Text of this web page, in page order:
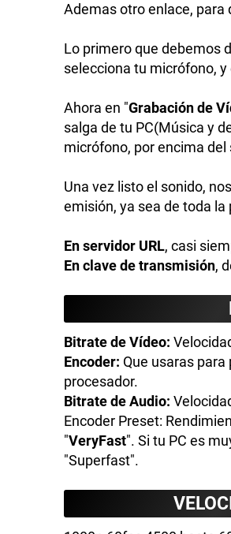
Ademas otro enlace, para
Lo primero que debemos
selecciona tu micrófono,
Ahora en "Grabación de
salga de tu PC(Música y
micrófono, por encima del
Una vez listo el sonido,
emisión, ya sea de toda
En servidor URL, casi
En clave de transmisión,
Bitrate de Vídeo:
Encoder: Que usaras
procesador.
Bitrate de Audio:
Encoder Preset:
"VeryFast". Si tu PC es
"Superfast".